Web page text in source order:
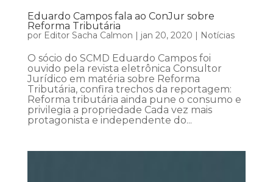
Eduardo Campos fala ao ConJur sobre
Reforma Tributária
por Editor Sacha Calmon | jan 20, 2020 | Notícias
O sócio do SCMD Eduardo Campos foi
ouvido pela revista eletrônica Consultor
Jurídico em matéria sobre Reforma
Tributária, confira trechos da reportagem:
Reforma tributária ainda pune o consumo e
privilegia a propriedade Cada vez mais
protagonista e independente do...